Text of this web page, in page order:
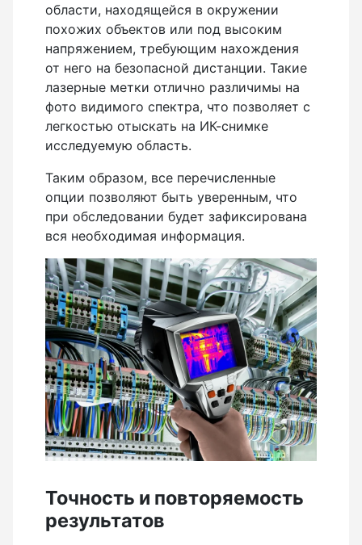
области, находящейся в окружении
похожих объектов или под высоким
напряжением, требующим нахождения
от него на безопасной дистанции. Такие
лазерные метки отлично различимы на
фото видимого спектра, что позволяет с
легкостью отыскать на ИК-снимке
исследуемую область.
Таким образом, все перечисленные
опции позволяют быть уверенным, что
при обследовании будет зафиксирована
вся необходимая информация.
Точность и повторяемость
результатов
Детектор проводки
Показать еще
Уцененные товары (Б/У) С ГАРАНТИЕЙ
GPS приемники
Акустические дефектоискатели
Акустические течеискатели
Лазер трубный